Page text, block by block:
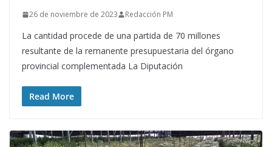
26 de noviembre de 2023 Redacción PM
La cantidad procede de una partida de 70 millones
resultante de la remanente presupuestaria del órgano
provincial complementada La Diputación
Read More